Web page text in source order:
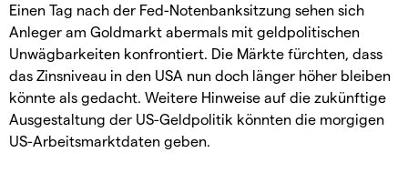
Einen Tag nach der Fed-Notenbanksitzung sehen sich
Anleger am Goldmarkt abermals mit geldpolitischen
Unwägbarkeiten konfrontiert. Die Märkte fürchten, dass
das Zinsniveau in den USA nun doch länger höher bleiben
könnte als gedacht. Weitere Hinweise auf die zukünftige
Ausgestaltung der US-Geldpolitik könnten die morgigen
US-Arbeitsmarktdaten geben.